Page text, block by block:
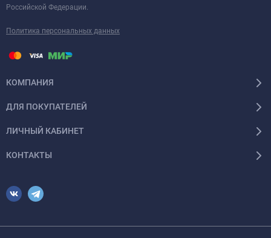
Российской Федерации.
Политика персональных данных
КОМПАНИЯ
ДЛЯ ПОКУПАТЕЛЕЙ
ЛИЧНЫЙ КАБИНЕТ
КОНТАКТЫ